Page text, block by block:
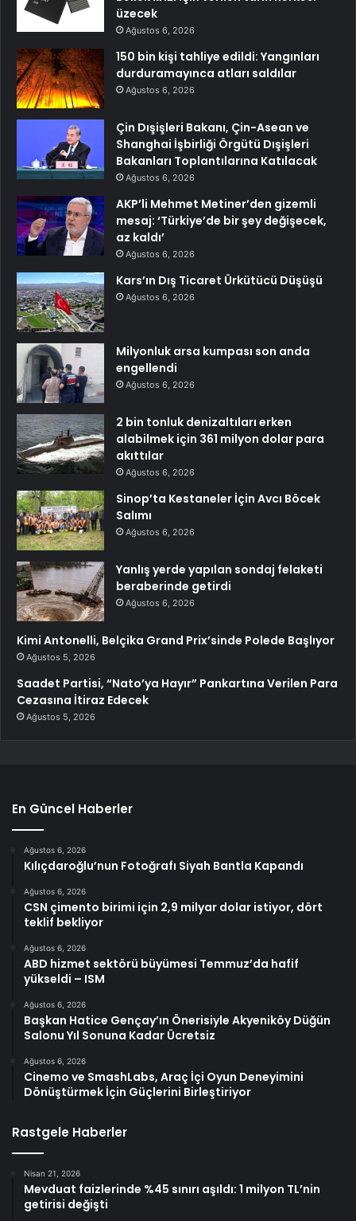
üzecek
Ağustos 6, 2026
150 bin kişi tahliye edildi: Yangınları
durduramayınca atları saldılar
Ağustos 6, 2026
Çin Dışişleri Bakanı, Çin-Asean ve
Shanghai İşbirliği Örgütü Dışişleri
Bakanları Toplantılarına Katılacak
Ağustos 6, 2026
AKP’li Mehmet Metiner’den gizemli
mesaj: ‘Türkiye’de bir şey değişecek,
az kaldı’
Ağustos 6, 2026
Kars’ın Dış Ticaret Ürkütücü Düşüşü
Ağustos 6, 2026
Milyonluk arsa kumpası son anda
engellendi
Ağustos 6, 2026
2 bin tonluk denizaltıları erken
alabilmek için 361 milyon dolar para
akıttılar
Ağustos 6, 2026
Sinop’ta Kestaneler İçin Avcı Böcek
Salımı
Ağustos 6, 2026
Yanlış yerde yapılan sondaj felaketi
beraberinde getirdi
Ağustos 6, 2026
Kimi Antonelli, Belçika Grand Prix’sinde Polede Başlıyor
Ağustos 5, 2026
Saadet Partisi, “Nato’ya Hayır” Pankartına Verilen Para
Cezasına İtiraz Edecek
Ağustos 5, 2026
En Güncel Haberler
Ağustos 6, 2026
Kılıçdaroğlu’nun Fotoğrafı Siyah Bantla Kapandı
Ağustos 6, 2026
CSN çimento birimi için 2,9 milyar dolar istiyor, dört
teklif bekliyor
Ağustos 6, 2026
ABD hizmet sektörü büyümesi Temmuz’da hafif
yükseldi – ISM
Ağustos 6, 2026
Başkan Hatice Gençay’ın Önerisiyle Akyeniköy Düğün
Salonu Yıl Sonuna Kadar Ücretsiz
Ağustos 6, 2026
Cinemo ve SmashLabs, Araç İçi Oyun Deneyimini
Dönüştürmek İçin Güçlerini Birleştiriyor
Rastgele Haberler
Nisan 21, 2026
Mevduat faizlerinde %45 sınırı aşıldı: 1 milyon TL’nin
getirisi değişti